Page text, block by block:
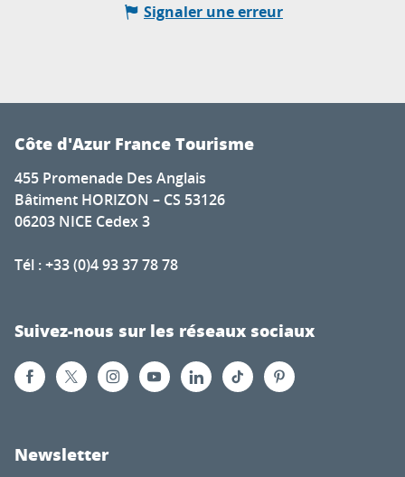
Signaler une erreur
Côte d'Azur France Tourisme
455 Promenade Des Anglais
Bâtiment HORIZON – CS 53126
06203 NICE Cedex 3
Tél : +33 (0)4 93 37 78 78
Suivez-nous sur les réseaux sociaux
Newsletter